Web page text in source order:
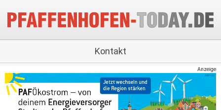
Kontakt
Anzeige